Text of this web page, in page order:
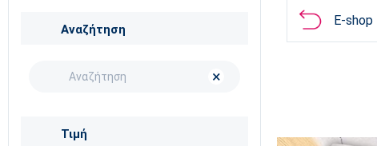
Αναζήτηση
×
Τιμή
E-shop